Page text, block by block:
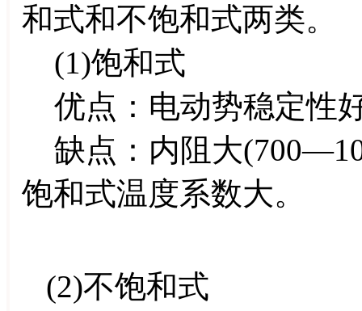
和式和不饱和式两类。
(1)饱和式
优点：电动势稳定性
缺点：内阻大
饱和式温度系数大。
(2)不饱和式